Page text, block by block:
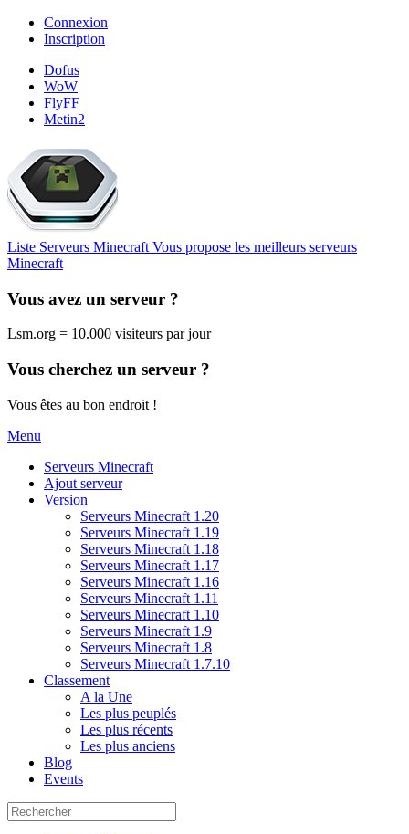
Connexion
Inscription
Dofus
WoW
FlyFF
Metin2
Liste Serveurs Minecraft Vous propose les meilleurs serveurs
Minecraft
Vous avez un serveur ?
Lsm.org = 10.000 visiteurs par jour
Vous cherchez un serveur ?
Vous êtes au bon endroit !
Menu
Serveurs Minecraft
Ajout serveur
Version
Serveurs Minecraft 1.20
Serveurs Minecraft 1.19
Serveurs Minecraft 1.18
Serveurs Minecraft 1.17
Serveurs Minecraft 1.16
Serveurs Minecraft 1.11
Serveurs Minecraft 1.10
Serveurs Minecraft 1.9
Serveurs Minecraft 1.8
Serveurs Minecraft 1.7.10
Classement
A la Une
Les plus peuplés
Les plus récents
Les plus anciens
Blog
Events